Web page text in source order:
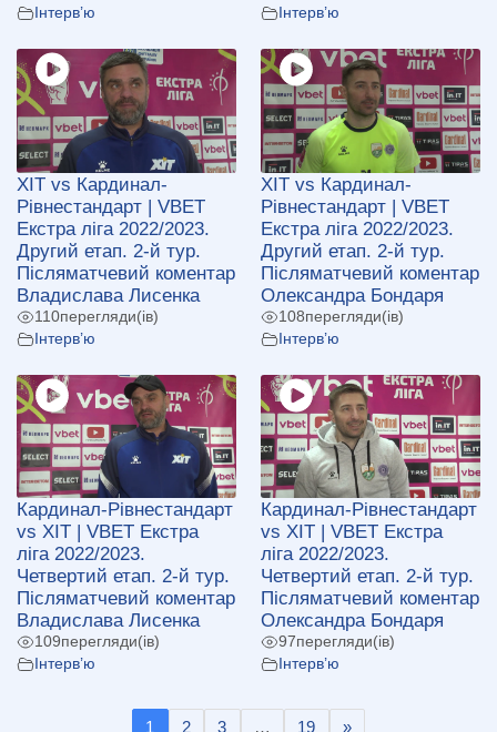
Інтерв’ю
Інтерв’ю
ХІТ vs Кардинал-
Рівнестандарт | VBET
Екстра ліга 2022/2023.
Другий етап. 2-й тур.
Післяматчевий коментар
Владислава Лисенка
110перегляди(ів)
Інтерв’ю
ХІТ vs Кардинал-
Рівнестандарт | VBET
Екстра ліга 2022/2023.
Другий етап. 2-й тур.
Післяматчевий коментар
Олександра Бондаря
108перегляди(ів)
Інтерв’ю
Кардинал-Рівнестандарт
vs ХІТ | VBET Екстра
ліга 2022/2023.
Четвертий етап. 2-й тур.
Післяматчевий коментар
Владислава Лисенка
109перегляди(ів)
Інтерв’ю
Кардинал-Рівнестандарт
vs ХІТ | VBET Екстра
ліга 2022/2023.
Четвертий етап. 2-й тур.
Післяматчевий коментар
Олександра Бондаря
97перегляди(ів)
Інтерв’ю
1 2 3 … 19 »